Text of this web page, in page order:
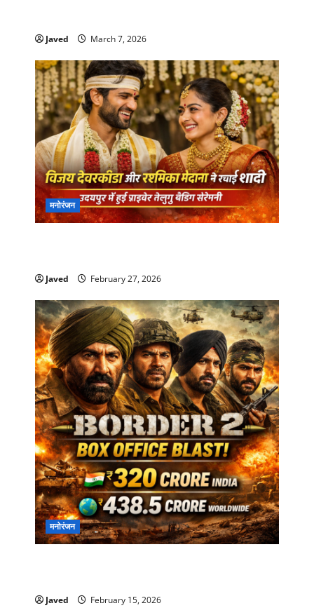
Javed March 7, 2026
मनोरंजन
Javed February 27, 2026
मनोरंजन
Javed February 15, 2026